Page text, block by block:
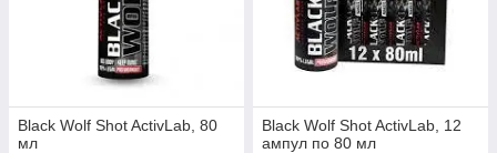
Black Wolf Shot ActivLab, 80
мл
Black Wolf Shot ActivLab, 12
ампул по 80 мл